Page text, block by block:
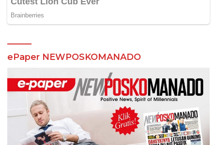
ePaper NEWPOSKOMANADO